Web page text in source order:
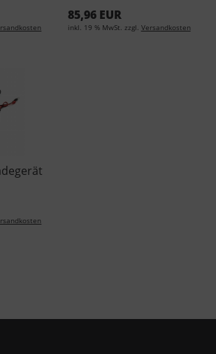
F843F-00-00
85,96 EUR
inkl. 19 % MwSt. zzgl. Versandkosten